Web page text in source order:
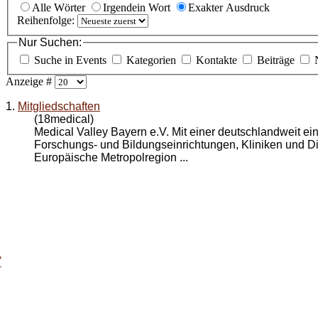
Alle Wörter
Irgendein Wort
Exakter Ausdruck
Reihenfolge:
Nur Suchen:
Suche in Events
Kategorien Kontakte Beiträge
Anzeige #
1. Mitgliedschaften
(18medical)
Medical Valley Bayern e.V. Mit einer deutschlandweit
Forschungs- und Bildungseinrichtungen, Kliniken und
Europäische Metropolregion ...